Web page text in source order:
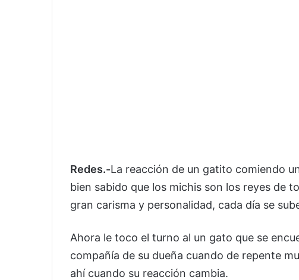
Redes.-La reacción de un gatito comiendo
bien sabido que los michis son los reyes de
gran carisma y personalidad, cada día se
Ahora le toco el turno al un gato que se
compañía de su dueña cuando de repente
ahí cuando su reacción cambia.